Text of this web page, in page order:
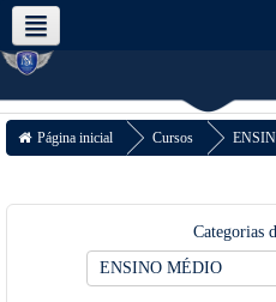
Português - Brasil ‎(pt_br)‎
Apps
Página inicial Cursos
Categorias